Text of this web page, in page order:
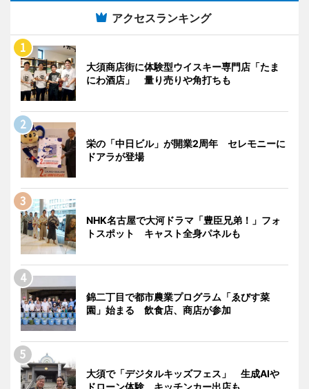
アクセスランキング
大須商店街に体験型ウイスキー専門店「たま
にわ酒店」 量り売りや角打ちも
栄の「中日ビル」が開業2周年 セレモニーに
ドアラが登場
NHK名古屋で大河ドラマ「豊臣兄弟！」フォ
トスポット キャスト全身パネルも
錦二丁目で都市農業プログラム「ゑびす菜
園」始まる 飲食店、商店が参加
大須で「デジタルキッズフェス」 生成AIや